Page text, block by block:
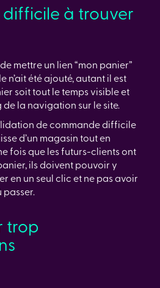
à trouver
mettre un lien “mon panier”
n’ait été ajouté, autant il est
soit tout le temps visible et
la navigation sur le site.
de commande difficile
d’un magasin tout en
fois que les futurs-clients ont
ils doivent pouvoir y
en un seul clic et ne pas avoir
trop